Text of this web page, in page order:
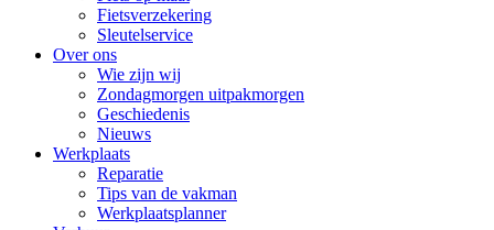
Fietsverzekering
Sleutelservice
Over ons
Wie zijn wij
Zondagmorgen uitpakmorgen
Geschiedenis
Nieuws
Werkplaats
Reparatie
Tips van de vakman
Werkplaatsplanner